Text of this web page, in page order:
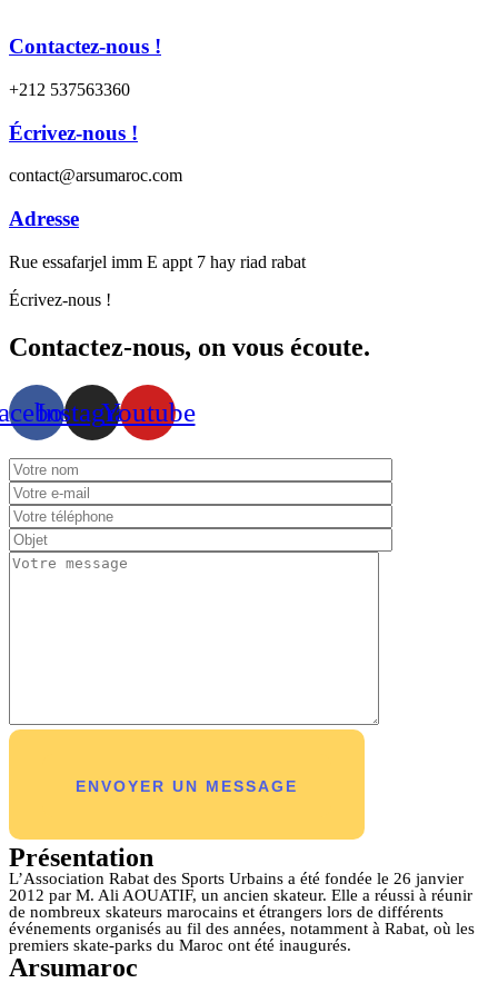
Contactez-nous !
+212 537563360
Écrivez-nous !​
contact@arsumaroc.com
Adresse
Rue essafarjel imm E appt 7 hay riad rabat
Écrivez-nous !​
Contactez-nous, on vous écoute.
InstagramYoutube
Présentation
L’Association Rabat des Sports Urbains a été fondée le 26 janvier
2012 par M. Ali AOUATIF, un ancien skateur. Elle a réussi à réunir
de nombreux skateurs marocains et étrangers lors de différents
événements organisés au fil des années, notamment à Rabat, où les
premiers skate-parks du Maroc ont été inaugurés.
Arsumaroc